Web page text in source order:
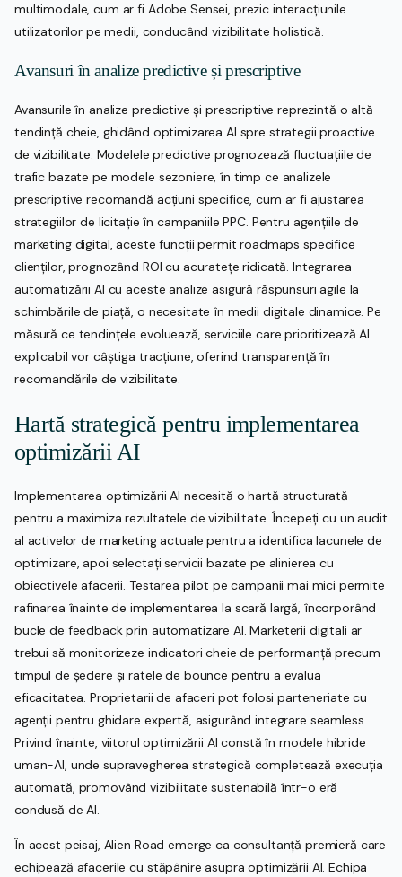
multimodale, cum ar fi Adobe Sensei, prezic interacțiunile
utilizatorilor pe medii, conducând vizibilitate holistică.
Avansuri în analize predictive și prescriptive
Avansurile în analize predictive și prescriptive reprezintă o altă
tendință cheie, ghidând optimizarea AI spre strategii proactive
de vizibilitate. Modelele predictive prognozează fluctuațiile de
trafic bazate pe modele sezoniere, în timp ce analizele
prescriptive recomandă acțiuni specifice, cum ar fi ajustarea
strategiilor de licitație în campaniile PPC. Pentru agențiile de
marketing digital, aceste funcții permit roadmaps specifice
clienților, prognozând ROI cu acuratețe ridicată. Integrarea
automatizării AI cu aceste analize asigură răspunsuri agile la
schimbările de piață, o necesitate în medii digitale dinamice. Pe
măsură ce tendințele evoluează, serviciile care prioritizează AI
explicabil vor câștiga tracțiune, oferind transparență în
recomandările de vizibilitate.
Hartă strategică pentru implementarea
optimizării AI
Implementarea optimizării AI necesită o hartă structurată
pentru a maximiza rezultatele de vizibilitate. Începeți cu un audit
al activelor de marketing actuale pentru a identifica lacunele de
optimizare, apoi selectați servicii bazate pe alinierea cu
obiectivele afacerii. Testarea pilot pe campanii mai mici permite
rafinarea înainte de implementarea la scară largă, încorporând
bucle de feedback prin automatizare AI. Marketerii digitali ar
trebui să monitorizeze indicatori cheie de performanță precum
timpul de ședere și ratele de bounce pentru a evalua
eficacitatea. Proprietarii de afaceri pot folosi parteneriate cu
agenții pentru ghidare expertă, asigurând integrare seamless.
Privind înainte, viitorul optimizării AI constă în modele hibride
uman-AI, unde supravegherea strategică completează execuția
automată, promovând vizibilitate sustenabilă într-o eră
condusă de AI.
În acest peisaj, Alien Road emerge ca consultanță premieră care
echipează afacerile cu stăpânire asupra optimizării AI. Echipa